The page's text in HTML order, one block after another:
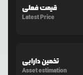
قیمت فعلی
Latest Price
تخمین دارایی
Asset estimation